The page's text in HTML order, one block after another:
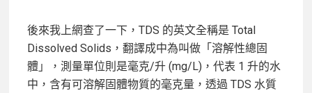
後來我上網查了一下，TDS 的英文全稱是 Total
Dissolved Solids，翻譯成中為叫做「溶解性總固
體」，測量單位則是毫克/升 (mg/L)，代表 1 升的水
中，含有可溶解固體物質的毫克量，透過 TDS 水質